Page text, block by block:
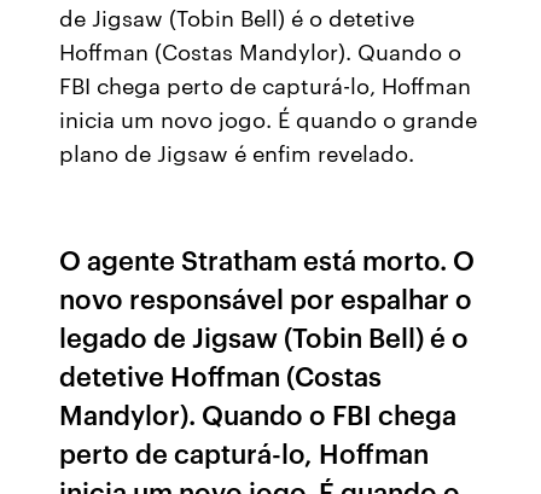
de Jigsaw (Tobin Bell) é o detetive
Hoffman (Costas Mandylor). Quando o
FBI chega perto de capturá-lo, Hoffman
inicia um novo jogo. É quando o grande
plano de Jigsaw é enfim revelado.
O agente Stratham está morto. O
novo responsável por espalhar o
legado de Jigsaw (Tobin Bell) é o
detetive Hoffman (Costas
Mandylor). Quando o FBI chega
perto de capturá-lo, Hoffman